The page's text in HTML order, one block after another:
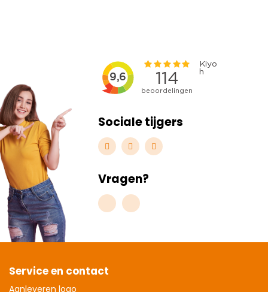
Sociale tijgers
Vragen?
Service en contact
Aanleveren logo